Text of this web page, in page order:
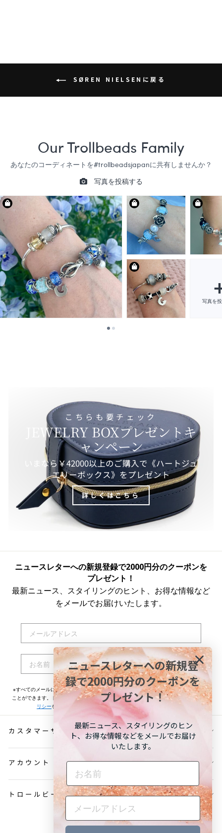
SØREN NIELSENに戻る
こちらも要チェック
JEWELRY BOXプレゼントキ
ャンペーン
いまなら￥42000以上のご購入で《ハートジュ
エリーボックス》をプレゼント
詳しくはこちら
ニュースレターへの新規登録で2000円分のクーポンを
プレゼント！
最新ニュース、スタイリングのヒント、お得な情報など
をメールでお届けいたします。
登録する
※すべてのメールには配信停止用リンクが記載されておりますのでいつでも配信停止する
ことができます。トロールビーズが取り扱うお客様の個人情報については プライバシーポ
リシーをご一読ください。お申込み頂く前に必ずご確認ください。
カスタマーサービス
アカウント
トロールビーズについて
言
日本語
ニュースレターへの新規登
録で2000円分のクーポンを
プレゼント！
最新ニュース、スタイリングのヒン
ト、お得な情報などをメールでお届け
いたします。
NAME